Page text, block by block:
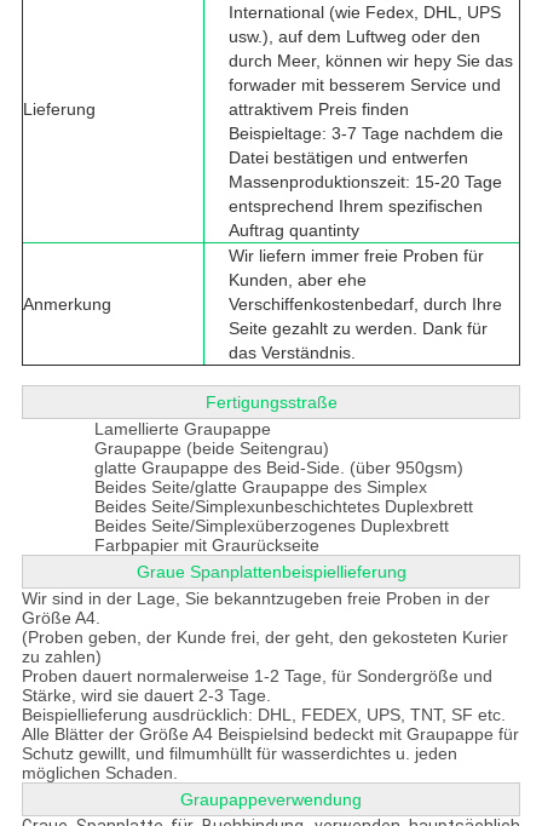
Lieferung
International (wie Fedex, DHL, UPS
usw.), auf dem Luftweg oder den
durch Meer, können wir hepy Sie das
forwader mit besserem Service und
attraktivem Preis finden
Beispieltage: 3-7 Tage nachdem die
Datei bestätigen und entwerfen
Massenproduktionszeit: 15-20 Tage
entsprechend Ihrem spezifischen
Auftrag quantinty
Anmerkung
Wir liefern immer freie Proben für
Kunden, aber ehe
Verschiffenkostenbedarf, durch Ihre
Seite gezahlt zu werden. Dank für
das Verständnis.
Fertigungsstraße
Lamellierte Graupappe
Graupappe (beide Seitengrau)
glatte Graupappe des Beid-Side. (über 950gsm)
Beides Seite/glatte Graupappe des Simplex
Beides Seite/Simplexunbeschichtetes Duplexbrett
Beides Seite/Simplexüberzogenes Duplexbrett
Farbpapier mit Graurückseite
Graue Spanplattenbeispiellieferung
Wir sind in der Lage, Sie bekanntzugeben freie Proben in der
Größe A4.
(Proben geben, der Kunde frei, der geht, den gekosteten Kurier
zu zahlen)
Proben dauert normalerweise 1-2 Tage, für Sondergröße und
Stärke, wird sie dauert 2-3 Tage.
Beispiellieferung ausdrücklich: DHL, FEDEX, UPS, TNT, SF etc.
Alle Blätter der Größe A4 Beispielsind bedeckt mit Graupappe für
Schutz gewillt, und filmumhüllt für wasserdichtes u. jeden
möglichen Schaden.
Graupappeverwendung